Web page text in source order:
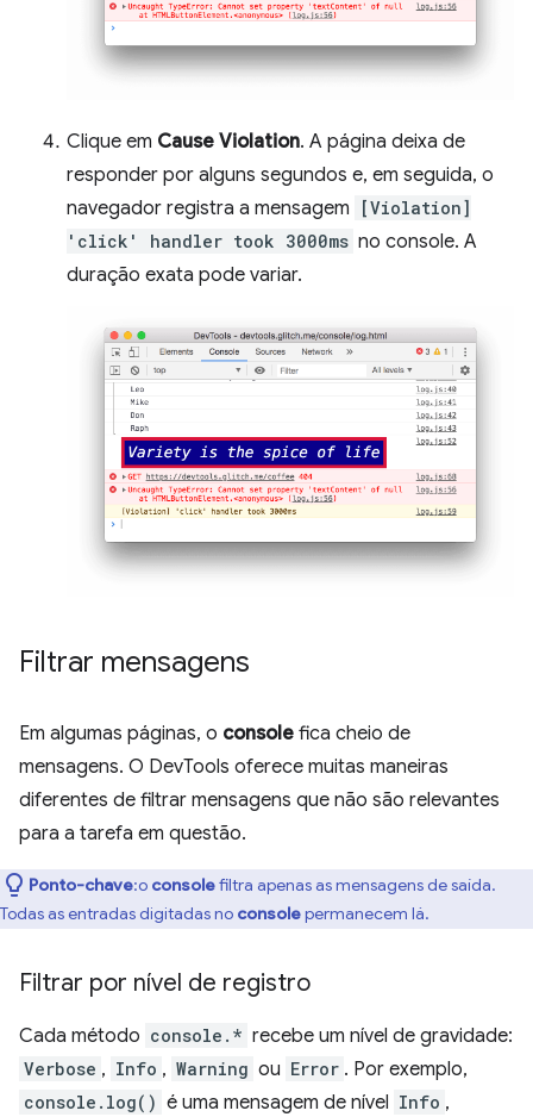
Clique em Cause Violation. A página deixa de
responder por alguns segundos e, em seguida, o
navegador registra a mensagem
[Violation]
'click' handler took 3000ms no console. A
duração exata pode variar.
Filtrar mensagens
Em algumas páginas, o console fica cheio de
mensagens. O DevTools oferece muitas maneiras
diferentes de filtrar mensagens que não são relevantes
para a tarefa em questão.
Ponto-chave:o consolefiltra apenas as mensagens de saída.
Todas as entradas digitadas no consolepermanecem lá.
Filtrar por nível de registro
Cada método console.* recebe um nível de gravidade:
Verbose , Info , Warning ou Error . Por exemplo,
console.log() é uma mensagem de nível Info ,